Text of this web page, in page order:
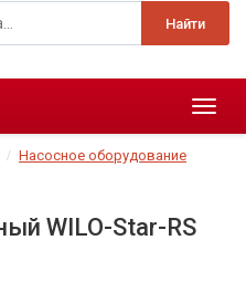
Найти
Меню
Насосное оборудование